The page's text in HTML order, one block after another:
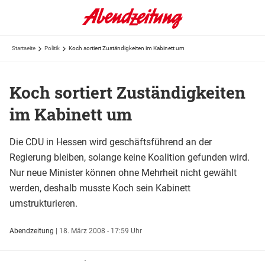
Startseite Politik Koch sortiert Zuständigkeiten im Kabinett um
Koch sortiert Zuständigkeiten
im Kabinett um
Die CDU in Hessen wird geschäftsführend an der
Regierung bleiben, solange keine Koalition gefunden wird.
Nur neue Minister können ohne Mehrheit nicht gewählt
werden, deshalb musste Koch sein Kabinett
umstrukturieren.
Abendzeitung | 18. März 2008 - 17:59 Uhr